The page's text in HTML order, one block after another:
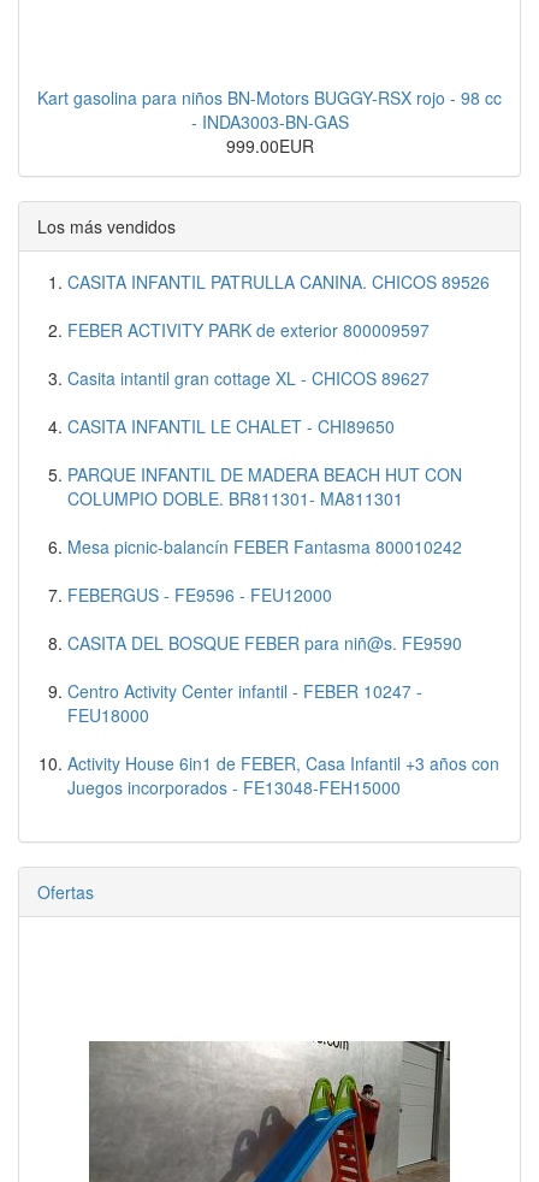
Kart gasolina para niños BN-Motors BUGGY-RSX rojo - 98 cc
- INDA3003-BN-GAS
999.00EUR
Los más vendidos
CASITA INFANTIL PATRULLA CANINA. CHICOS 89526
FEBER ACTIVITY PARK de exterior 800009597
Casita intantil gran cottage XL - CHICOS 89627
CASITA INFANTIL LE CHALET - CHI89650
PARQUE INFANTIL DE MADERA BEACH HUT CON
COLUMPIO DOBLE. BR811301- MA811301
Mesa picnic-balancín FEBER Fantasma 800010242
FEBERGUS - FE9596 - FEU12000
CASITA DEL BOSQUE FEBER para niñ@s. FE9590
Centro Activity Center infantil - FEBER 10247 -
FEU18000
Activity House 6in1 de FEBER, Casa Infantil +3 años con
Juegos incorporados - FE13048-FEH15000
Ofertas